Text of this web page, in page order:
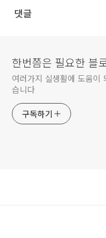
댓글
한번쯤은 필요한 블
여러가지 실생활에 도움이
습니다
구독하기